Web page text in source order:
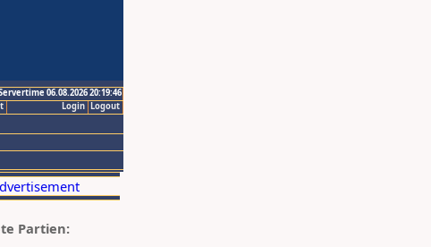
06.08.2026 20:19:46
Logout
Login
Partien: